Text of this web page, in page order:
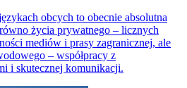
obcych to obecnie absolutna
życia prywatnego – licznych
mediów i prasy zagranicznej, ale
– współpracy z
i skutecznej komunikacji.